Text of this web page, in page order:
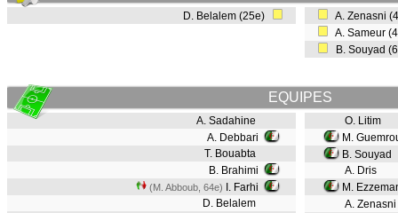
D. Belalem (25e)
A. Zenasni
A. Sameur
B. Souyad
EQUIPES
A. Sadahine
A. Debbari
T. Bouabta
B. Brahimi
(M. Abboub, 64e)
I. Farhi
D. Belalem
O. Litim
M.
B. Souyad
A. Dris
M.
A. Zenasni